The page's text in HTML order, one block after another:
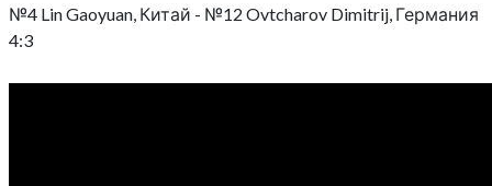
№4 Lin Gaoyuan, Китай - №12 Ovtcharov Dimitrij, Германия
4:3